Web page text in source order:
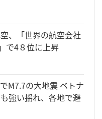
、「世界の航空会社
で4８位に上昇
M7.7の大地震 ベトナ
強い揺れ、各地で避